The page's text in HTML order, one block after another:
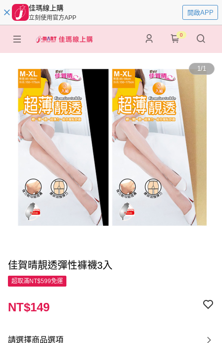
佳瑪線上購
立刻使用官方APP
開啟APP
0
1/1
佳賀晴靚透彈性褲襪3入
超取滿NT$599免運
NT$149
請選擇商品選項